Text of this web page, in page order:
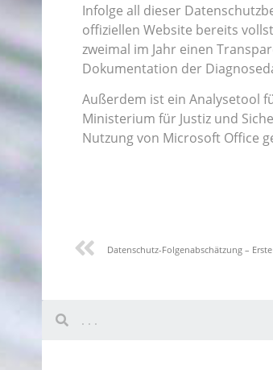
Infolge all dieser
offiziellen Website bereits
zweimal im Jahr einen
Dokumentation der
Außerdem ist ein Analysetool
Ministerium für Justiz und
Nutzung von Microsoft Office
Datenschutz-Folgenabschätzung –